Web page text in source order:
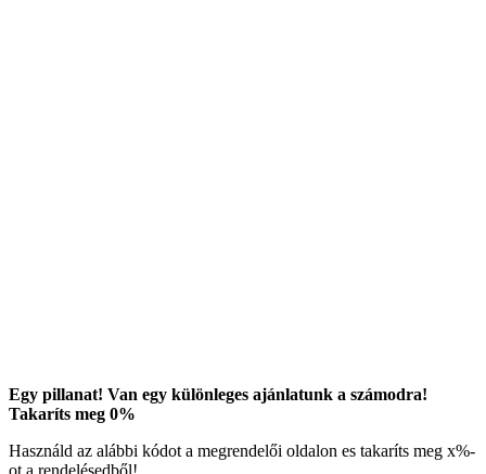
Egy pillanat! Van egy különleges ajánlatunk a számodra!
Takaríts meg 0%
Használd az alábbi kódot a megrendelői oldalon es takaríts meg x%-